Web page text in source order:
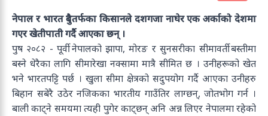
नेपाल र भारत दुबैतर्फका किसानले दशगजा नाघेर एक अर्काको देशमा
गएर खेतीपाती गर्दै आएका छन् ।
पुष २०८२ - पूर्वी नेपालको झापा, मोरङ र सुनसरीका सीमावर्ती बस्तीमा
बस्ने धेरैका लागि सीमारेखा नक्सामा मात्रै सीमित छ । उनीहरूको खेत
भने भारतपट्टि पर्छ । खुला सीमा क्षेत्रको सदुपयोग गर्दै आएका उनीहरु
बिहान सबेरै उठेर नजिकका भारतीय गाउँतिर लाग्छन्, जोतभोग गर्न ।
बाली काट्ने समयमा त्यही पुगेर काट्छन् अनि अन्न लिएर नेपालमा रहेको